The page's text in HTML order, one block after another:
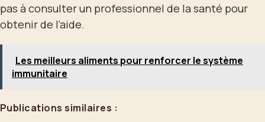
pas à consulter un professionnel de la santé pour
obtenir de l’aide.
Les meilleurs aliments pour renforcer le système
immunitaire
Publications similaires :